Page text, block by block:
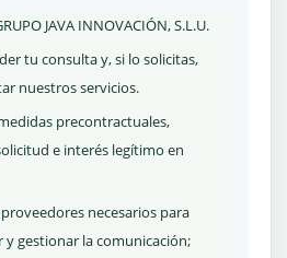
JAVA INNOVACIÓN, S.L.U.
tu consulta y, si lo solicitas,
nuestros servicios.
precontractuales,
e interés legítimo en
proveedores necesarios para
y gestionar la comunicación;